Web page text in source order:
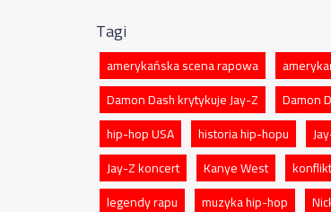
Tagi
amerykańska scena rapowa
Damon Dash krytykuje Jay-Z
Damon
hip-hop USA
historia hip-hopu
Jay-Z koncert
Kanye West
legendy rapu
muzyka hip-hop